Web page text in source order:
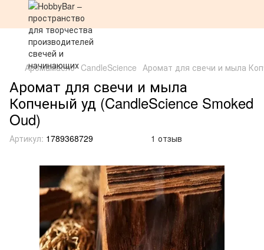
Аромамасло CandleScience Аромат для свечи и мыла
Аромат для свечи и мыла
Копченый уд (CandleScience Smoked
Oud)
Артикул: 1789368729 1 отзыв